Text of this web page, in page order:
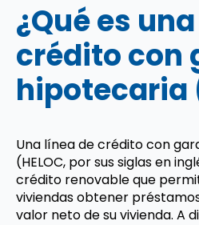
¿Qué es
crédito con
hipotecaria
Una línea de crédito con
(HELOC, por sus siglas en
crédito renovable que
viviendas obtener
valor neto de su vivienda. A